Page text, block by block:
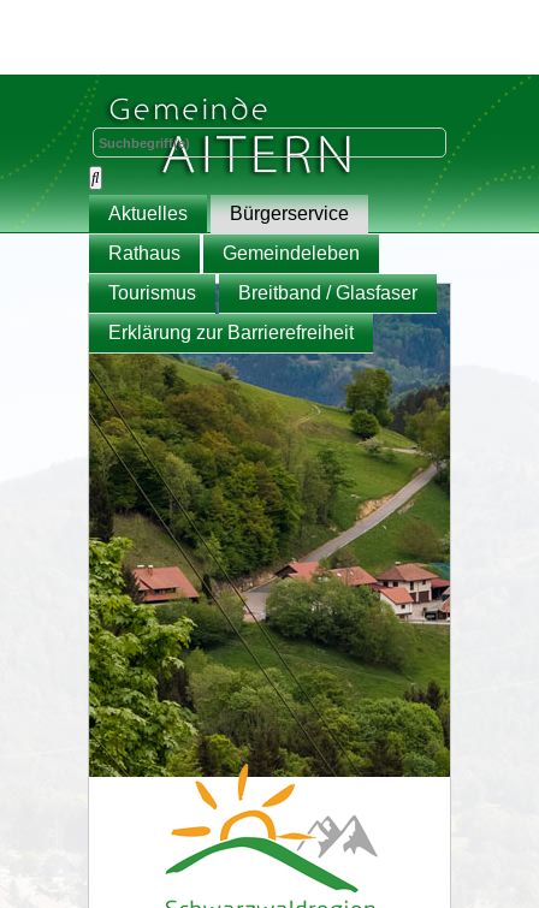
Aktuelles
Bürgerservice
Rathaus
Gemeindeleben
Tourismus
Breitband / Glasfaser
Erklärung zur Barrierefreiheit